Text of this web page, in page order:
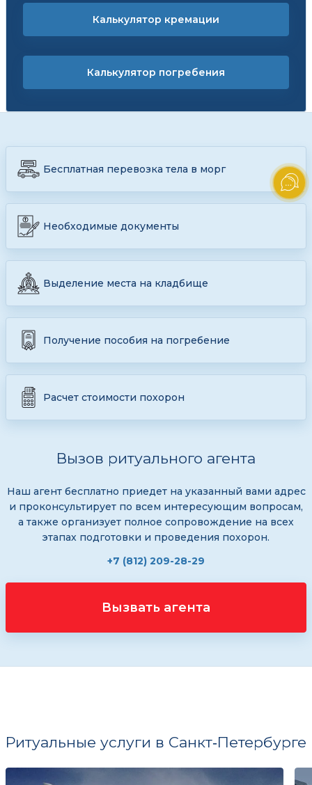
Калькулятор кремации
Калькулятор погребения
Вызов ритуального агента
Наш агент бесплатно приедет на указанный вами адрес
и проконсультирует по всем интересующим вопросам,
а также организует полное сопровождение на всех
этапах подготовки и проведения похорон.
+7 (812) 209-28-29
Вызвать агента
Бесплатная перевозка тела в морг
Необходимые документы
Выделение места на кладбище
Получение пособия на погребение
Расчет стоимости похорон
Ритуальные услуги в Санкт‑Петербурге